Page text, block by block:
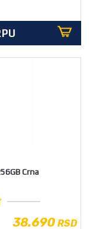
Crna
38.690RSD